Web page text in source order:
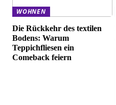
WOHNEN
Die Rückkehr des textilen
Bodens: Warum
Teppichfliesen ein
Comeback feiern